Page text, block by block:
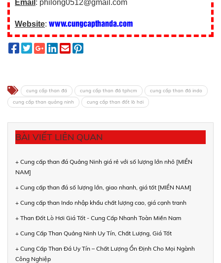
Email : philong0512@gmail.com
Website: www.cungcapthanda.com
cung cấp than đá cung cấp than đá tphcm
cung cấp than đá indo
cung cấp than quảng ninh
cung cấp than đốt lò hơi
BÀI VIẾT LIÊN QUAN
+ Cung cấp than đá Quảng Ninh giá rẻ với số lượng lớn nhỏ [MIỀN
NAM]
+ Cung cấp than đá số lượng lớn, giao nhanh, giá tốt [MIỀN NAM]
+ Cung cấp than Indo nhập khẩu chất lượng cao, giá cạnh tranh
+ Than Đốt Lò Hơi Giá Tốt - Cung Cấp Nhanh Toàn Miền Nam
+ Cung Cấp Than Quảng Ninh Uy Tín, Chất Lượng, Giá Tốt
+ Cung Cấp Than Đá Uy Tín – Chất Lượng Ổn Định Cho Mọi Ngành
Công Nghiệp